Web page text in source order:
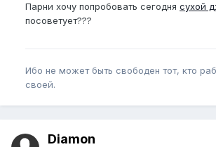
Парни хочу попробовать сегодня сухой
посоветует???
Ибо не может быть свободен тот, кто
своей.
Diamon